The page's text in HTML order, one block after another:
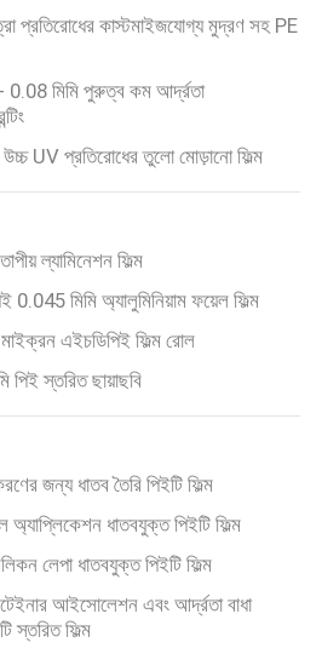
প্রতিরোধের কাস্টমাইজযোগ্য মুদ্রণ সহ PE
0.08 মিমি পুরুত্ব কম আর্দ্রতা
উচ্চ UV প্রতিরোধের তুলো মোড়ানো ফিল্ম
ল্যামিনেশন ফিল্ম
মিমি অ্যালুমিনিয়াম ফয়েল ফিল্ম
এইচডিপিই ফিল্ম রোল
স্তরিত ছায়াছবি
জন্য ধাতব তৈরি পিইটি ফিল্ম
অ্যাপ্লিকেশন ধাতবযুক্ত পিইটি ফিল্ম
লেপা ধাতবযুক্ত পিইটি ফিল্ম
আইসোলেশন এবং আর্দ্রতা বাধা
স্তরিত ফিল্ম